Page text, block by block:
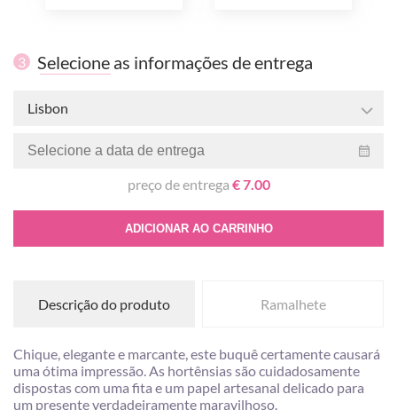
3 Selecione as informações de entrega
Lisbon
preço de entrega € 7.00
ADICIONAR AO CARRINHO
Descrição do produto Ramalhete
Chique, elegante e marcante, este buquê certamente causará
uma ótima impressão. As hortênsias são cuidadosamente
dispostas com uma fita e um papel artesanal delicado para
um presente verdadeiramente maravilhoso.